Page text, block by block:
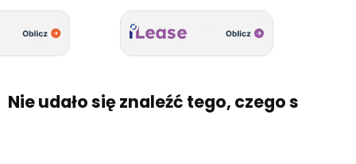
udało się znaleźć tego, czego szukasz?